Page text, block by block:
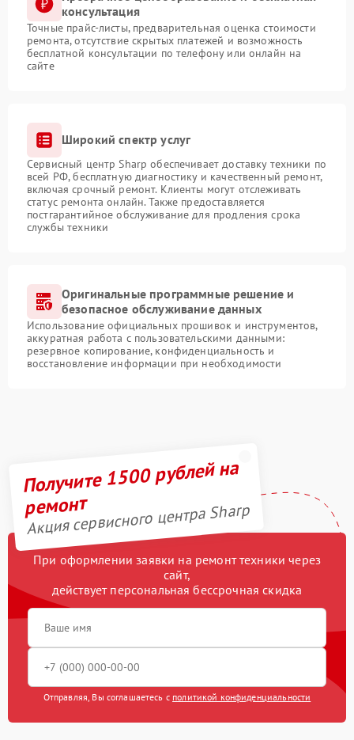
консультация
Точные прайс-листы, предварительная оценка стоимости
ремонта, отсутствие скрытых платежей и возможность
бесплатной консультации по телефону или онлайн на
сайте
Широкий спектр услуг
Сервисный центр Sharp обеспечивает доставку техники по
всей РФ, бесплатную диагностику и качественный ремонт,
включая срочный ремонт. Клиенты могут отслеживать
статус ремонта онлайн. Также предоставляется
постгарантийное обслуживание для продления срока
службы техники
Оригинальные программные решение и
безопасное обслуживание данных
Использование официальных прошивок и инструментов,
аккуратная работа с пользовательскими данными:
резервное копирование, конфиденциальность и
восстановление информации при необходимости
Получите 1500 рублей на
ремонт
Акция сервисного центра Sharp
При оформлении заявки на ремонт техники через
сайт,
действует персональная бессрочная скидка
Отправляя, Вы соглашаетесь с политикой конфиденциальности